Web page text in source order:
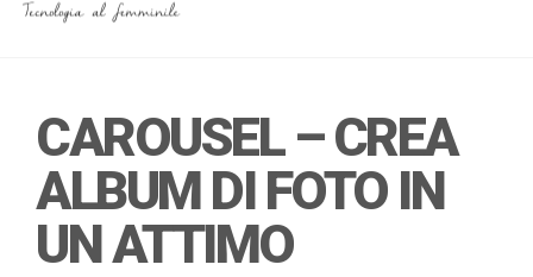
CAROUSEL – CREA
ALBUM DI FOTO IN
UN ATTIMO